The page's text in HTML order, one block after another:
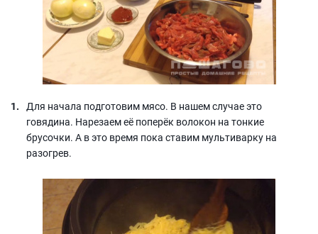
Для начала подготовим мясо. В нашем случае это
говядина. Нарезаем её поперёк волокон на тонкие
брусочки. А в это время пока ставим мультиварку на
разогрев.